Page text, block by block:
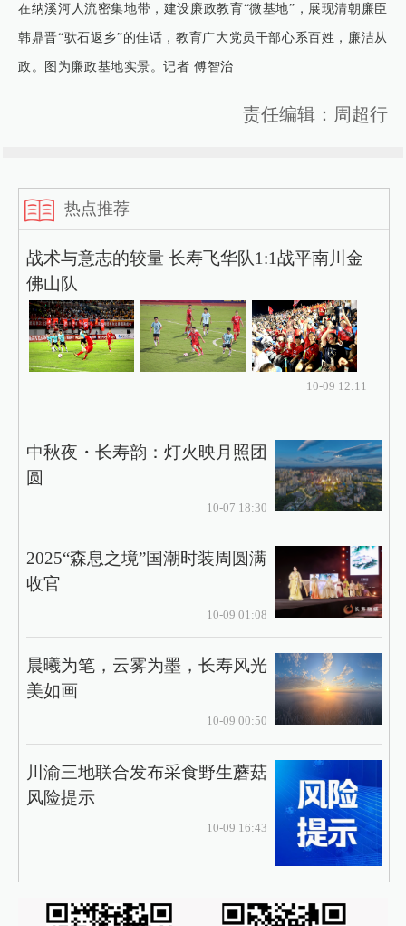
在纳溪河人流密集地带，建设廉政教育“微基地”，展现清朝廉臣
韩鼎晋“驮石返乡”的佳话，教育广大党员干部心系百姓，廉洁从
政。图为廉政基地实景。记者 傅智治
责任编辑：周超行
热点推荐
战术与意志的较量 长寿飞华队1:1战平南川金
佛山队
10-09 12:11
中秋夜・长寿韵：灯火映月照团
圆
10-07 18:30
2025“森息之境”国潮时装周圆满
收官
10-09 01:08
晨曦为笔，云雾为墨，长寿风光
美如画
10-09 00:50
川渝三地联合发布采食野生蘑菇
风险提示
10-09 16:43